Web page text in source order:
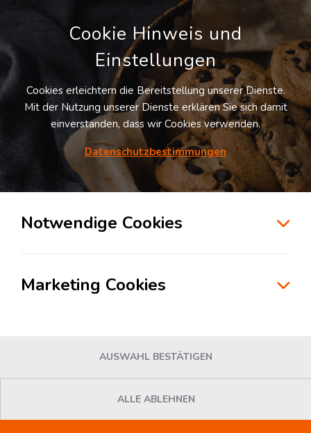
Möchten Sie diesen Suchauftrag
speichern und automatisch über neue
Standorte informiert werden?
in der Branche Konsumgüterindustrie in
Cookie Hinweis und
Einstellungen
Cookies erleichtern die Bereitstellung unserer Dienste.
Mit der Nutzung unserer Dienste erklären Sie sich damit
einverstanden, dass wir Cookies verwenden.
Datenschutzbestimmungen
Notwendige Cookies
Marketing Cookies
AUSWAHL BESTÄTIGEN
ALLE ABLEHNEN